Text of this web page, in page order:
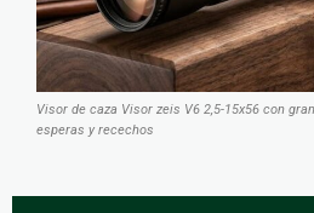
Visor de caza Visor zeis V6 2,5-15x56 con
esperas y recechos